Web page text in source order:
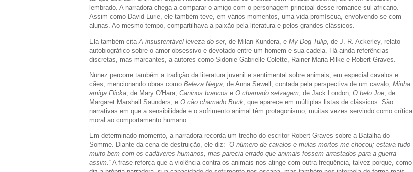
lembrado. A narradora chega a comparar o amigo com o personagem principal desse romance sul-africano.
Assim como David Lurie, ele também teve, em vários momentos, uma vida promíscua, envolvendo-se com
alunas. Ao mesmo tempo, compartilhava a paixão pela literatura e pelos grandes clássicos.
Ela também cita A insustentável leveza do ser, de Milan Kundera, e My Dog Tulip , de J. R. Ackerley, relato
autobiográfico sobre o amor obsessivo e devotado entre um homem e sua cadela. Há ainda referências
discretas, mas marcantes, a autores como Sidonie-Gabrielle Colette, Rainer Maria Rilke e Robert Graves.
Nunez percorre também a tradição da literatura juvenil e sentimental sobre animais, em especial cavalos e
cães, mencionando obras como Beleza Negra , de Anna Sewell, contada pela perspectiva de um cavalo; Minha
amiga Flicka , de Mary O'Hara; Caninos brancos e O chamado selvagem , de Jack London; O belo Joe , de
Margaret Marshall Saunders; e O cão chamado Buck , que aparece em múltiplas listas de clássicos. São
narrativas em que a sensibilidade e o sofrimento animal têm protagonismo, muitas vezes servindo como crítica
moral ao comportamento humano.
Em determinado momento, a narradora recorda um trecho do escritor Robert Graves sobre a Batalha do
Somme. Diante da cena de destruição, ele diz: “O número de cavalos e mulas mortos me chocou; estava tudo
muito bem com os cadáveres humanos, mas parecia errado que animais fossem arrastados para a guerra
assim.”A frase reforça que a violência contra os animais nos atinge com outra frequência, talvez porque, como